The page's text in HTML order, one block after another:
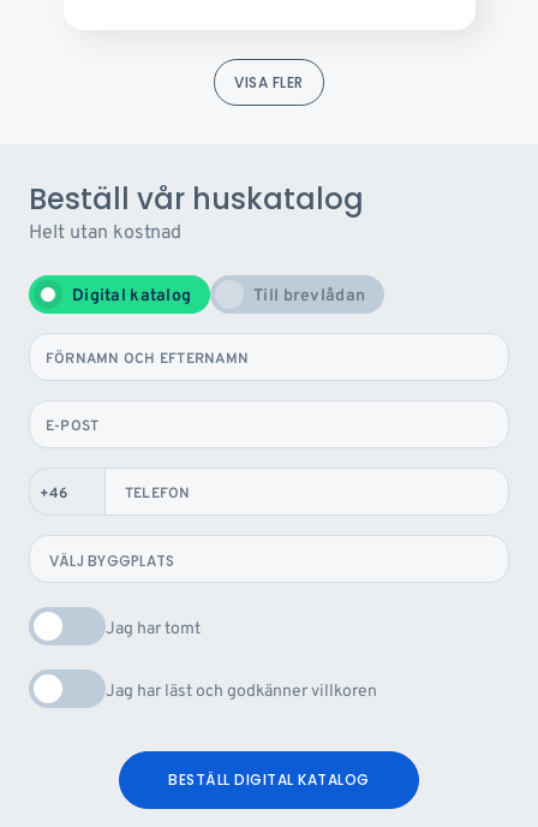
VISA FLER
Beställ vår huskatalog
Helt utan kostnad
Digital katalog Till brevlådan
FÖRNAMN OCH EFTERNAMN
E-POST
TELEFON
Jag har tomt
Jag har läst och godkänner villkoren
BESTÄLL DIGITAL KATALOG